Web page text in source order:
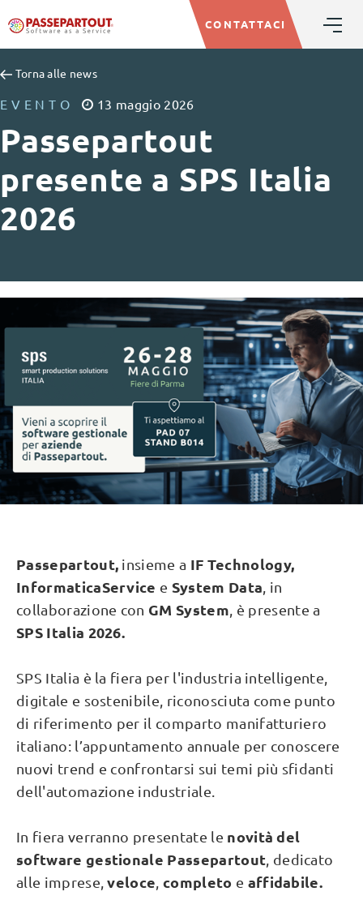
CONTATTACI
Torna alle news
EVENTO 13 maggio 2026
Passepartout
presente a SPS Italia
2026
Passepartout, insieme a IF Technology,
InformaticaService e System Data , in
collaborazione con GM System , è presente a
SPS Italia 2026.
SPS Italia è la fiera per l'industria intelligente,
digitale e sostenibile, riconosciuta come punto
di riferimento per il comparto manifatturiero
italiano: l’appuntamento annuale per conoscere
nuovi trend e confrontarsi sui temi più sfidanti
dell'automazione industriale.
In fiera verranno presentate le novità del
software gestionale Passepartout , dedicato
alle imprese,veloce ,completo e affidabile.